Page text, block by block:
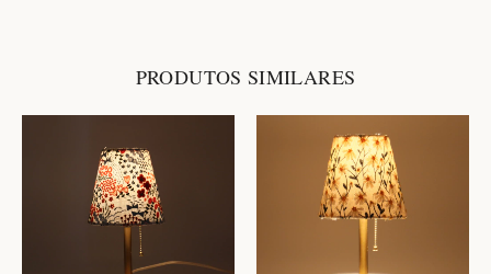
PRODUTOS SIMILARES